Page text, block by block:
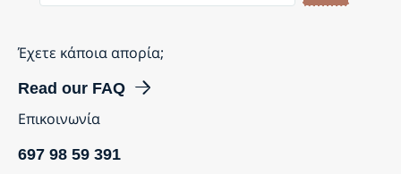
Έχετε κάποια απορία;
Read our FAQ
Επικοινωνία
697 98 59 391